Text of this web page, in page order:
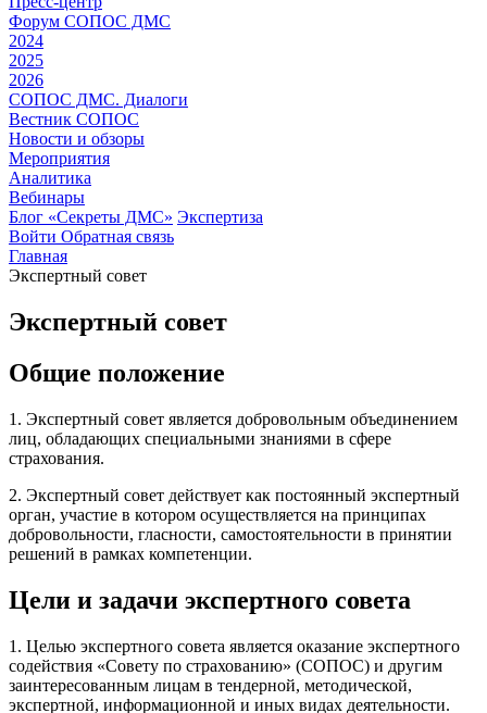
Форум СОПОС ДМС
2024
2025
2026
СОПОС ДМС. Диалоги
Вестник СОПОС
Новости и обзоры
Мероприятия
Аналитика
Вебинары
Блог «Секреты ДМС» Экспертиза
Войти Обратная связь
Главная
Экспертный совет
Экспертный совет
Общие положение
1. Экспертный совет является добровольным объединением
лиц, обладающих специальными знаниями в сфере
страхования.
2. Экспертный совет действует как постоянный экспертный
орган, участие в котором осуществляется на принципах
добровольности, гласности, самостоятельности в принятии
решений в рамках компетенции.
Цели и задачи экспертного совета
1. Целью экспертного совета является оказание экспертного
содействия «Совету по страхованию» (СОПОС) и другим
заинтересованным лицам в тендерной, методической,
экспертной, информационной и иных видах деятельности.